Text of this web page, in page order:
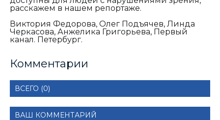
расскажем в нашем репортаже.
Виктория Федорова, Олег Подъячев, Линда
Черкасова, Анжелика Григорьева, Первый
канал. Петербург.
Комментарии
ВСЕГО (0)
ВАШ КОММЕНТАРИЙ